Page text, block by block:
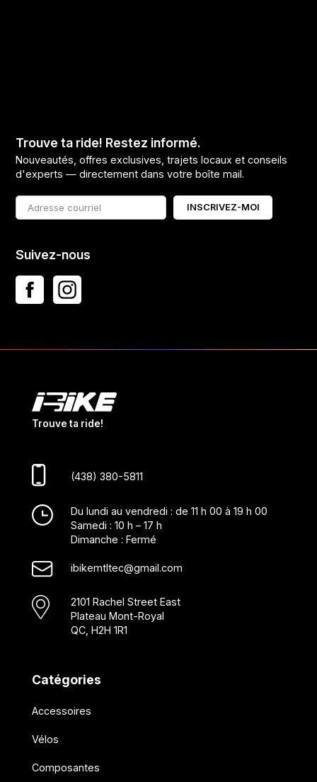
Trouve ta ride! Restez informé.
Nouveautés, offres exclusives, trajets locaux et conseils
d'experts — directement dans votre boîte mail.
INSCRIVEZ-MOI
Suivez-nous
Trouve ta ride!
(438) 380-5811
Du lundi au vendredi : de 11 h 00 à 19 h 00
Samedi : 10 h – 17 h
Dimanche : Fermé
ibikemtltec@gmail.com
2101 Rachel Street East
Plateau Mont-Royal
QC, H2H 1R1
Catégories
Accessoires
Vélos
Composantes